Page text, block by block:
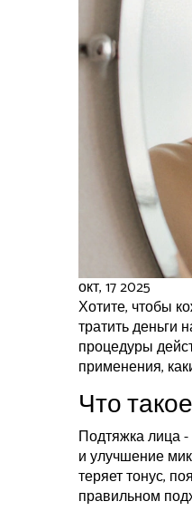
окт, 17 2025
Хотите, чтобы
тратить деньги
процедуры
применения,
Что
Подтяжка лица
и улучшение
теряет тонус,
правильном